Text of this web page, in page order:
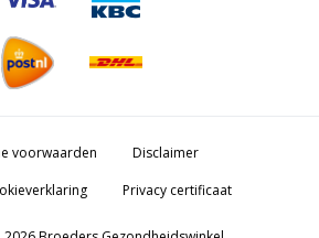
voorwaarden
Disclaimer
Privacy certificaat